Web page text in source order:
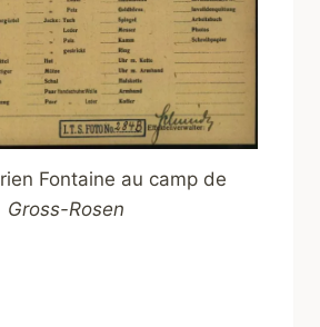
Fontaine au camp de
Gross-Rosen